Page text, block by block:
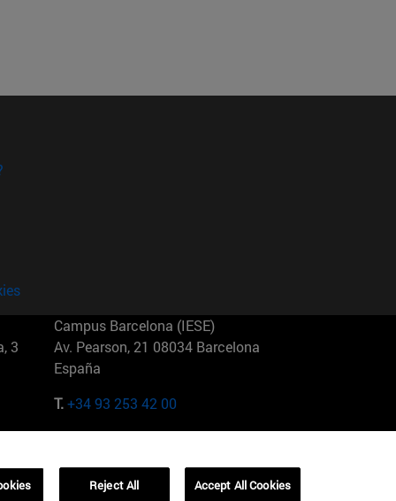
3
Campus Barcelona (IESE)
Av. Pearson, 21 08034 Barcelona
España
T.+34 93 253 42 00
01321001 Bela Vista Brasil
Reject All Accept All Cookies